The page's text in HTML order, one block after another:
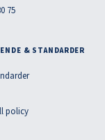
75
& STANDARDER
policy